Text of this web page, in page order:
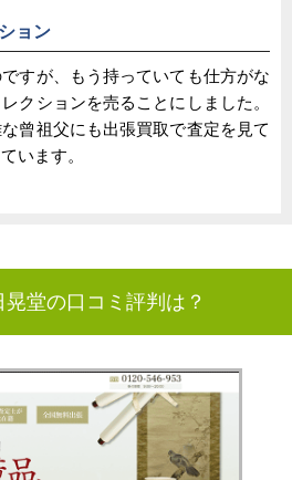
ョン
すが、もう持っていても仕方がな
クションを売ることにしました。
曾祖父にも出張買取で査定を見て
います。
晃堂の口コミ評判は？